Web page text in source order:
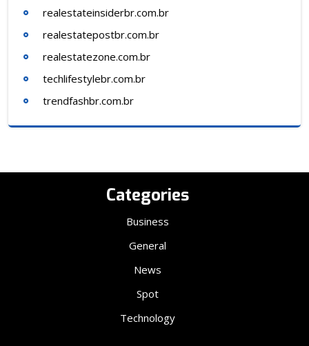
realestateinsiderbr.com.br
realestatepostbr.com.br
realestatezone.com.br
techlifestylebr.com.br
trendfashbr.com.br
Categories
Business
General
News
Spot
Technology